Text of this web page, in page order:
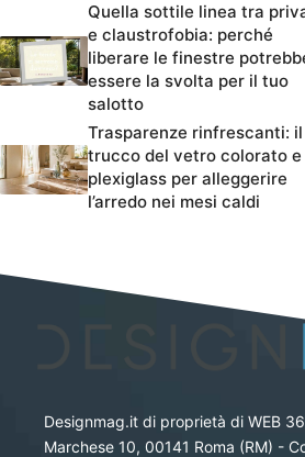
Quella sottile linea tra
e claustrofobia: perché
liberare le finestre
essere la svolta per il tuo
salotto
Trasparenze rinfrescanti: il
trucco del vetro colorato e
plexiglass per alleggerire
l’arredo nei mesi caldi
Designmag.it di proprietà di WEB
Marchese 10, 00141 Roma (RM) -